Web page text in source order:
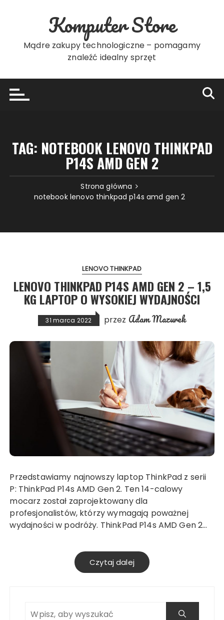
Komputer Store
Mądre zakupy technologiczne – pomagamy
znaleźć idealny sprzęt
TAG: NOTEBOOK LENOVO THINKPAD
P14S AMD GEN 2
Strona główna
notebook lenovo thinkpad p14s amd gen 2
LENOVO THINKPAD
LENOVO THINKPAD P14S AMD GEN 2 – 1,5
KG LAPTOP O WYSOKIEJ WYDAJNOŚCI
31 marca 2022 przez Adam Mazurek
Przedstawiamy najnowszy laptop ThinkPad z serii
P: ThinkPad P14s AMD Gen 2. Ten 14-calowy
mocarz został zaprojektowany dla
profesjonalistów, którzy wymagają poważnej
wydajności w podróży. ThinkPad P14s AMD Gen 2…
Czytaj dalej